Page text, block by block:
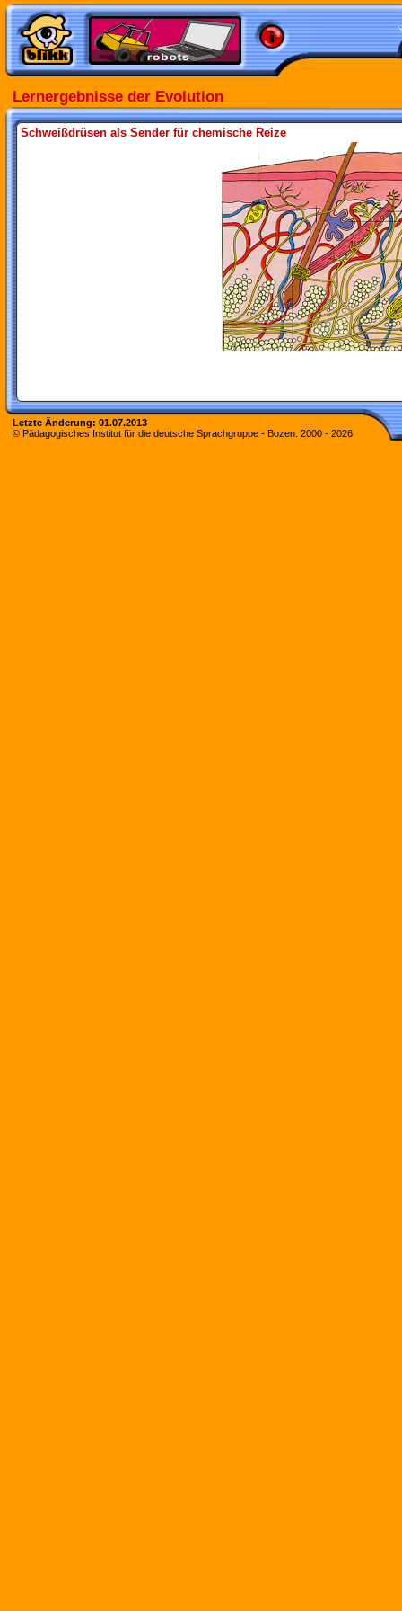
Lernergebnisse der Evolution
Schweißdrüsen als Sender für chemische Reize
Letzte Änderung: 01.07.2013
© Pädagogisches Institut für die deutsche Sprachgruppe - Bozen. 2000 - 2026